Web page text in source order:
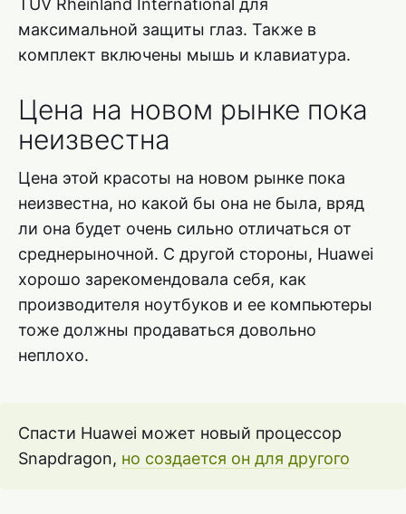
TUV Rheinland International для
максимальной защиты глаз. Также в
комплект включены мышь и клавиатура.
Цена на новом рынке пока
неизвестна
Цена этой красоты на новом рынке пока
неизвестна, но какой бы она не была, вряд
ли она будет очень сильно отличаться от
среднерыночной. С другой стороны, Huawei
хорошо зарекомендовала себя, как
производителя ноутбуков и ее компьютеры
тоже должны продаваться довольно
неплохо.
Спасти Huawei может новый процессор
Snapdragon, но создается он для другого